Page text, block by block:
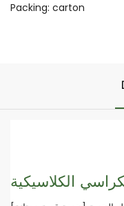
Packing: carton
الكلاسيكية